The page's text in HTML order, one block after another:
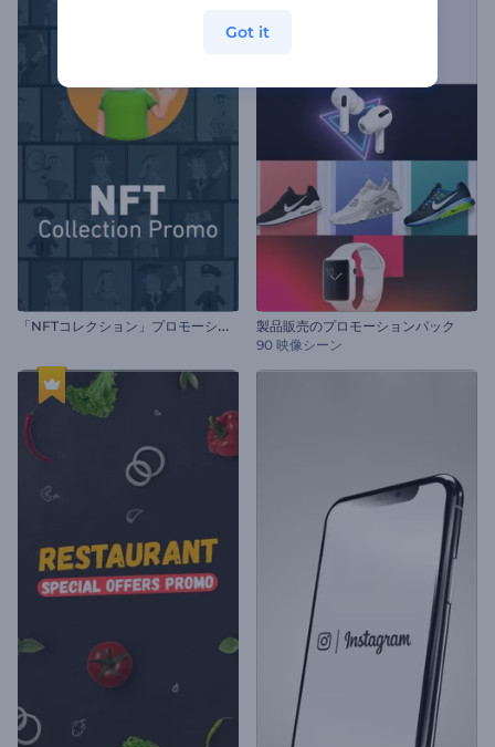
「
NFTコレクション」プロモーションビデオ
製品販売のプロモーションパック
90 映像シーン
Got it